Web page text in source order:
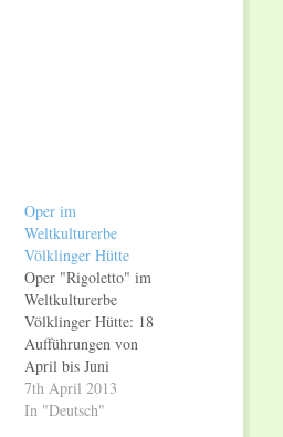
Oper im
Weltkulturerbe
Völklinger Hütte
Oper "Rigoletto" im
Weltkulturerbe
Völklinger Hütte: 18
Aufführungen von
April bis Juni
Angebot für
Touristen: Oper im
7th April 2013
In "Deutsch"